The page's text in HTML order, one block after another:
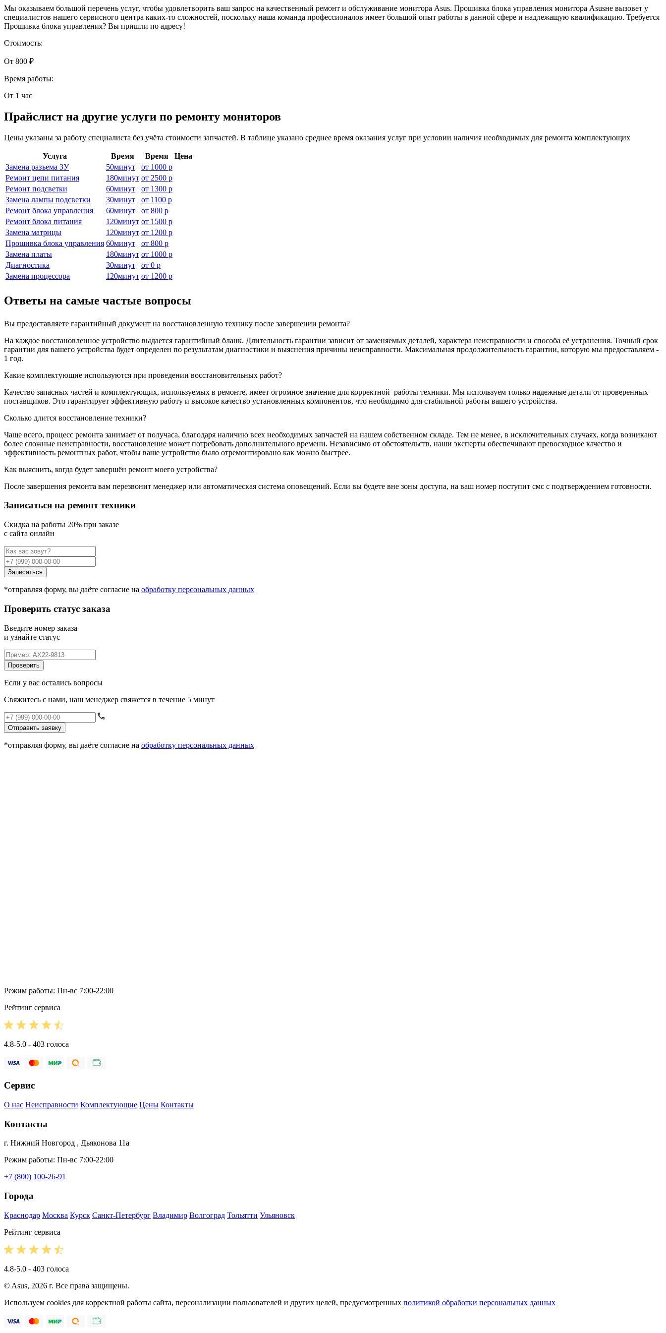
Мы оказываем большой перечень услуг, чтобы удовлетворить ваш запрос на качественный ремонт и обслуживание монитора Asus. Прошивка блока управления монитора Asusне вызовет у
специалистов нашего сервисного центра каких-то сложностей, поскольку наша команда профессионалов имеет большой опыт работы в данной сфере и надлежащую квалификацию. Требуется
Прошивка блока управления? Вы пришли по адресу!
Стоимость:
От 800 ₽
Время работы:
От 1 час
Прайслист на другие услуги по ремонту мониторов
Цены указаны за работу специалиста без учёта стоимости запчастей. В таблице указано среднее время оказания услуг при условии наличия необходимых для ремонта комплектующих
Услуга Время Время
Цена
Замена разъема ЗУ
50минут от 1000 р
Ремонт цепи питания
180минут от 2500 р
Ремонт подсветки
60минут от 1300 р
Замена лампы подсветки
30минут от 1100 р
Ремонт блока управления
60минут от 800 р
Ремонт блока питания
120минут от 1500 р
Замена матрицы
120минут от 1200 р
Прошивка блока управления 60минут от 800 р
Замена платы
180минут от 1000 р
Диагностика
30минут от 0 р
Замена процессора
120минут от 1200 р
Ответы на самые частые вопросы
Вы предоставляете гарантийный документ на восстановленную технику после завершении ремонта?
На каждое восстановленное устройство выдается гарантийный бланк. Длительность гарантии зависит от заменяемых деталей, характера неисправности и способа её устранения. Точный срок
гарантии для вашего устройства будет определен по результатам диагностики и выяснения причины неисправности. Максимальная продолжительность гарантии, которую мы предоставляем -
1 год.
Какие комплектующие используются при проведении восстановительных работ?
Качество запасных частей и комплектующих, используемых в ремонте, имеет огромное значение для корректной работы техники. Мы используем только надежные детали от проверенных
поставщиков. Это гарантирует эффективную работу и высокое качество установленных компонентов, что необходимо для стабильной работы вашего устройства.
Сколько длится восстановление техники?
Чаще всего, процесс ремонта занимает от получаса, благодаря наличию всех необходимых запчастей на нашем собственном складе. Тем не менее, в исключительных случаях, когда возникают
более сложные неисправности, восстановление может потребовать дополнительного времени. Независимо от обстоятельств, наши эксперты обеспечивают превосходное качество и
эффективность ремонтных работ, чтобы ваше устройство было отремонтировано как можно быстрее.
Как выяснить, когда будет завершён ремонт моего устройства?
После завершения ремонта вам перезвонит менеджер или автоматическая система оповещений. Если вы будете вне зоны доступа, на ваш номер поступит смс с подтверждением готовности.
Записаться на ремонт техники
Cкидка на работы 20% при заказе
с сайта онлайн
Записаться
*отправляя форму, вы даёте согласие на обработку персональных данных
Проверить статус заказа
Введите номер заказа
и узнайте статус
Проверить
Если у вас остались вопросы
Свяжитесь с нами, наш менеджер свяжется в течение 5 минут
Отправить заявку
*отправляя форму, вы даёте согласие на обработку персональных данных
Режим работы: Пн-вс 7:00-22:00
Рейтинг сервиса
4.8-5.0 - 403 голоса
Сервис
О нас Неисправности Комплектующие Цены Контакты
Контакты
г. Нижний Новгород , Дьяконова 11а
Режим работы: Пн-вс 7:00-22:00
+7 (800) 100-26-91
Города
Краснодар Москва Курск Санкт-Петербург Владимир Волгоград Тольятти Ульяновск
Рейтинг сервиса
4.8-5.0 - 403 голоса
© Asus, 2026 г. Все права защищены.
Используем cookies для корректной работы сайта, персонализации пользователей и других целей, предусмотренных политикой обработки персональных данных